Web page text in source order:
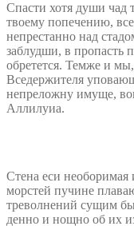
Спасти хотя души чад
твоему попечению,
непрестанно над
заблудши, в пропасть
обретется. Темже и мы,
Вседержителя
непреложну имуще,
Аллилуиа.
Стена еси необоримая
морстей пучине
треволнений сущим
денно и нощно об их